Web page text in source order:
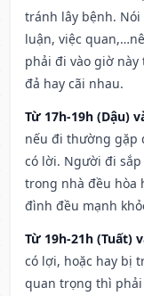
tránh lây bệnh.
luận, việc
phải đi vào giờ
đả hay cãi nhau.
Từ 17h-19h (Dậu)
nếu đi thường gặp
có lời. Người đi
trong nhà đều hòa
đình đều mạnh
Từ 19h-21h (Tuất)
có lợi, hoặc hay bị
quan trọng thì